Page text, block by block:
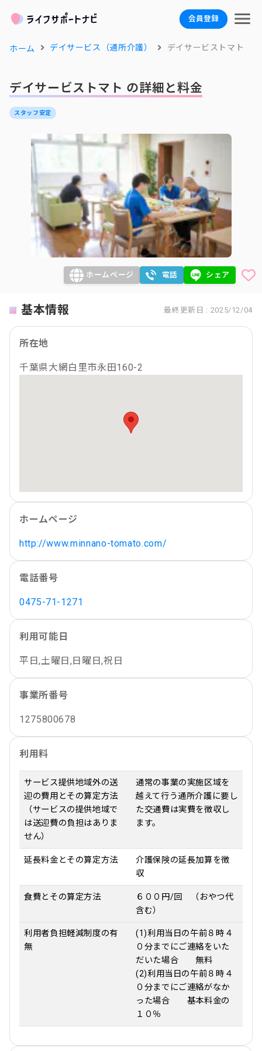
会員登録
ホーム デイサービス（通所介護） デイサービストマト
デイサービストマト の詳細と料金
スタッフ安定
ホームページ 電話 シェア
基本情報 最終更新日 : 2025/12/04
所在地
千葉県大網白里市永田160-2
ホームページ
http://www.minnano-tomato.com/
電話番号
0475-71-1271
利用可能日
平日,土曜日,日曜日,祝日
事業所番号
1275800678
利用料
サービス提供地域外の送
迎の費用とその算定方法
（サービスの提供地域で
は送迎費の負担はありま
せん）
通常の事業の実施区域を
越えて行う通所介護に要し
た交通費は実費を徴収し
ます。
延長料金とその算定方法
介護保険の延長加算を徴
収
食費とその算定方法
６００円/回 （おやつ代
含む）
利用者負担軽減制度の有
無
(1)利用当日の午前８時４
０分までにご連絡をいた
だいた場合 無料
(2)利用当日の午前８時４
０分までにご連絡がなか
った場合 基本料金の
１０％